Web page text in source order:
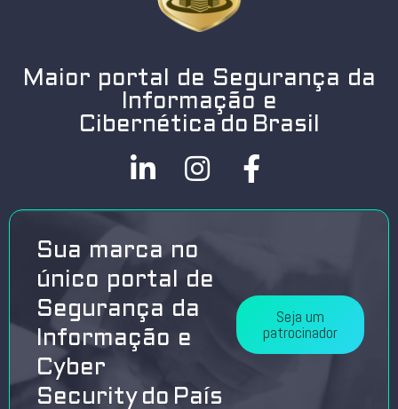
Maior portal de Segurança da
Informação e
Cibernética do Brasil
Sua marca no
único portal de
Segurança da
Informação e
Cyber
Security do País
Seja um
patrocinador